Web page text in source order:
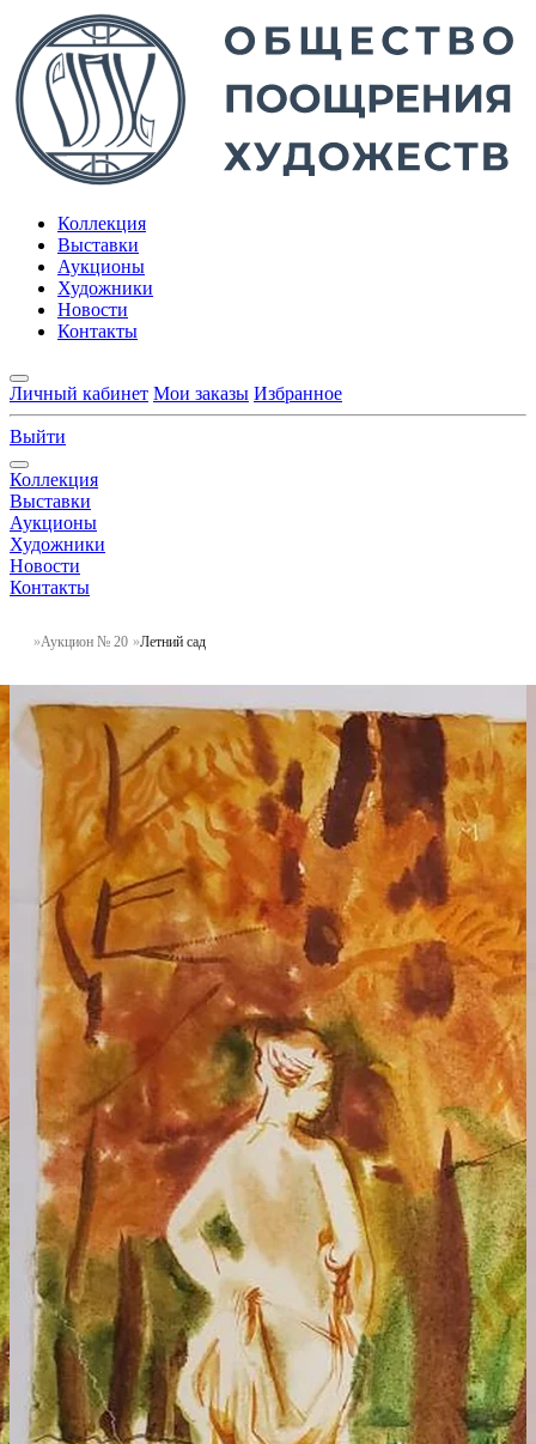
Коллекция
Выставки
Аукционы
Художники
Новости
Контакты
Личный кабинет Мои заказы Избранное
Выйти
Коллекция
Выставки
Аукционы
Художники
Новости
Контакты
Аукцион № 20 Летний сад